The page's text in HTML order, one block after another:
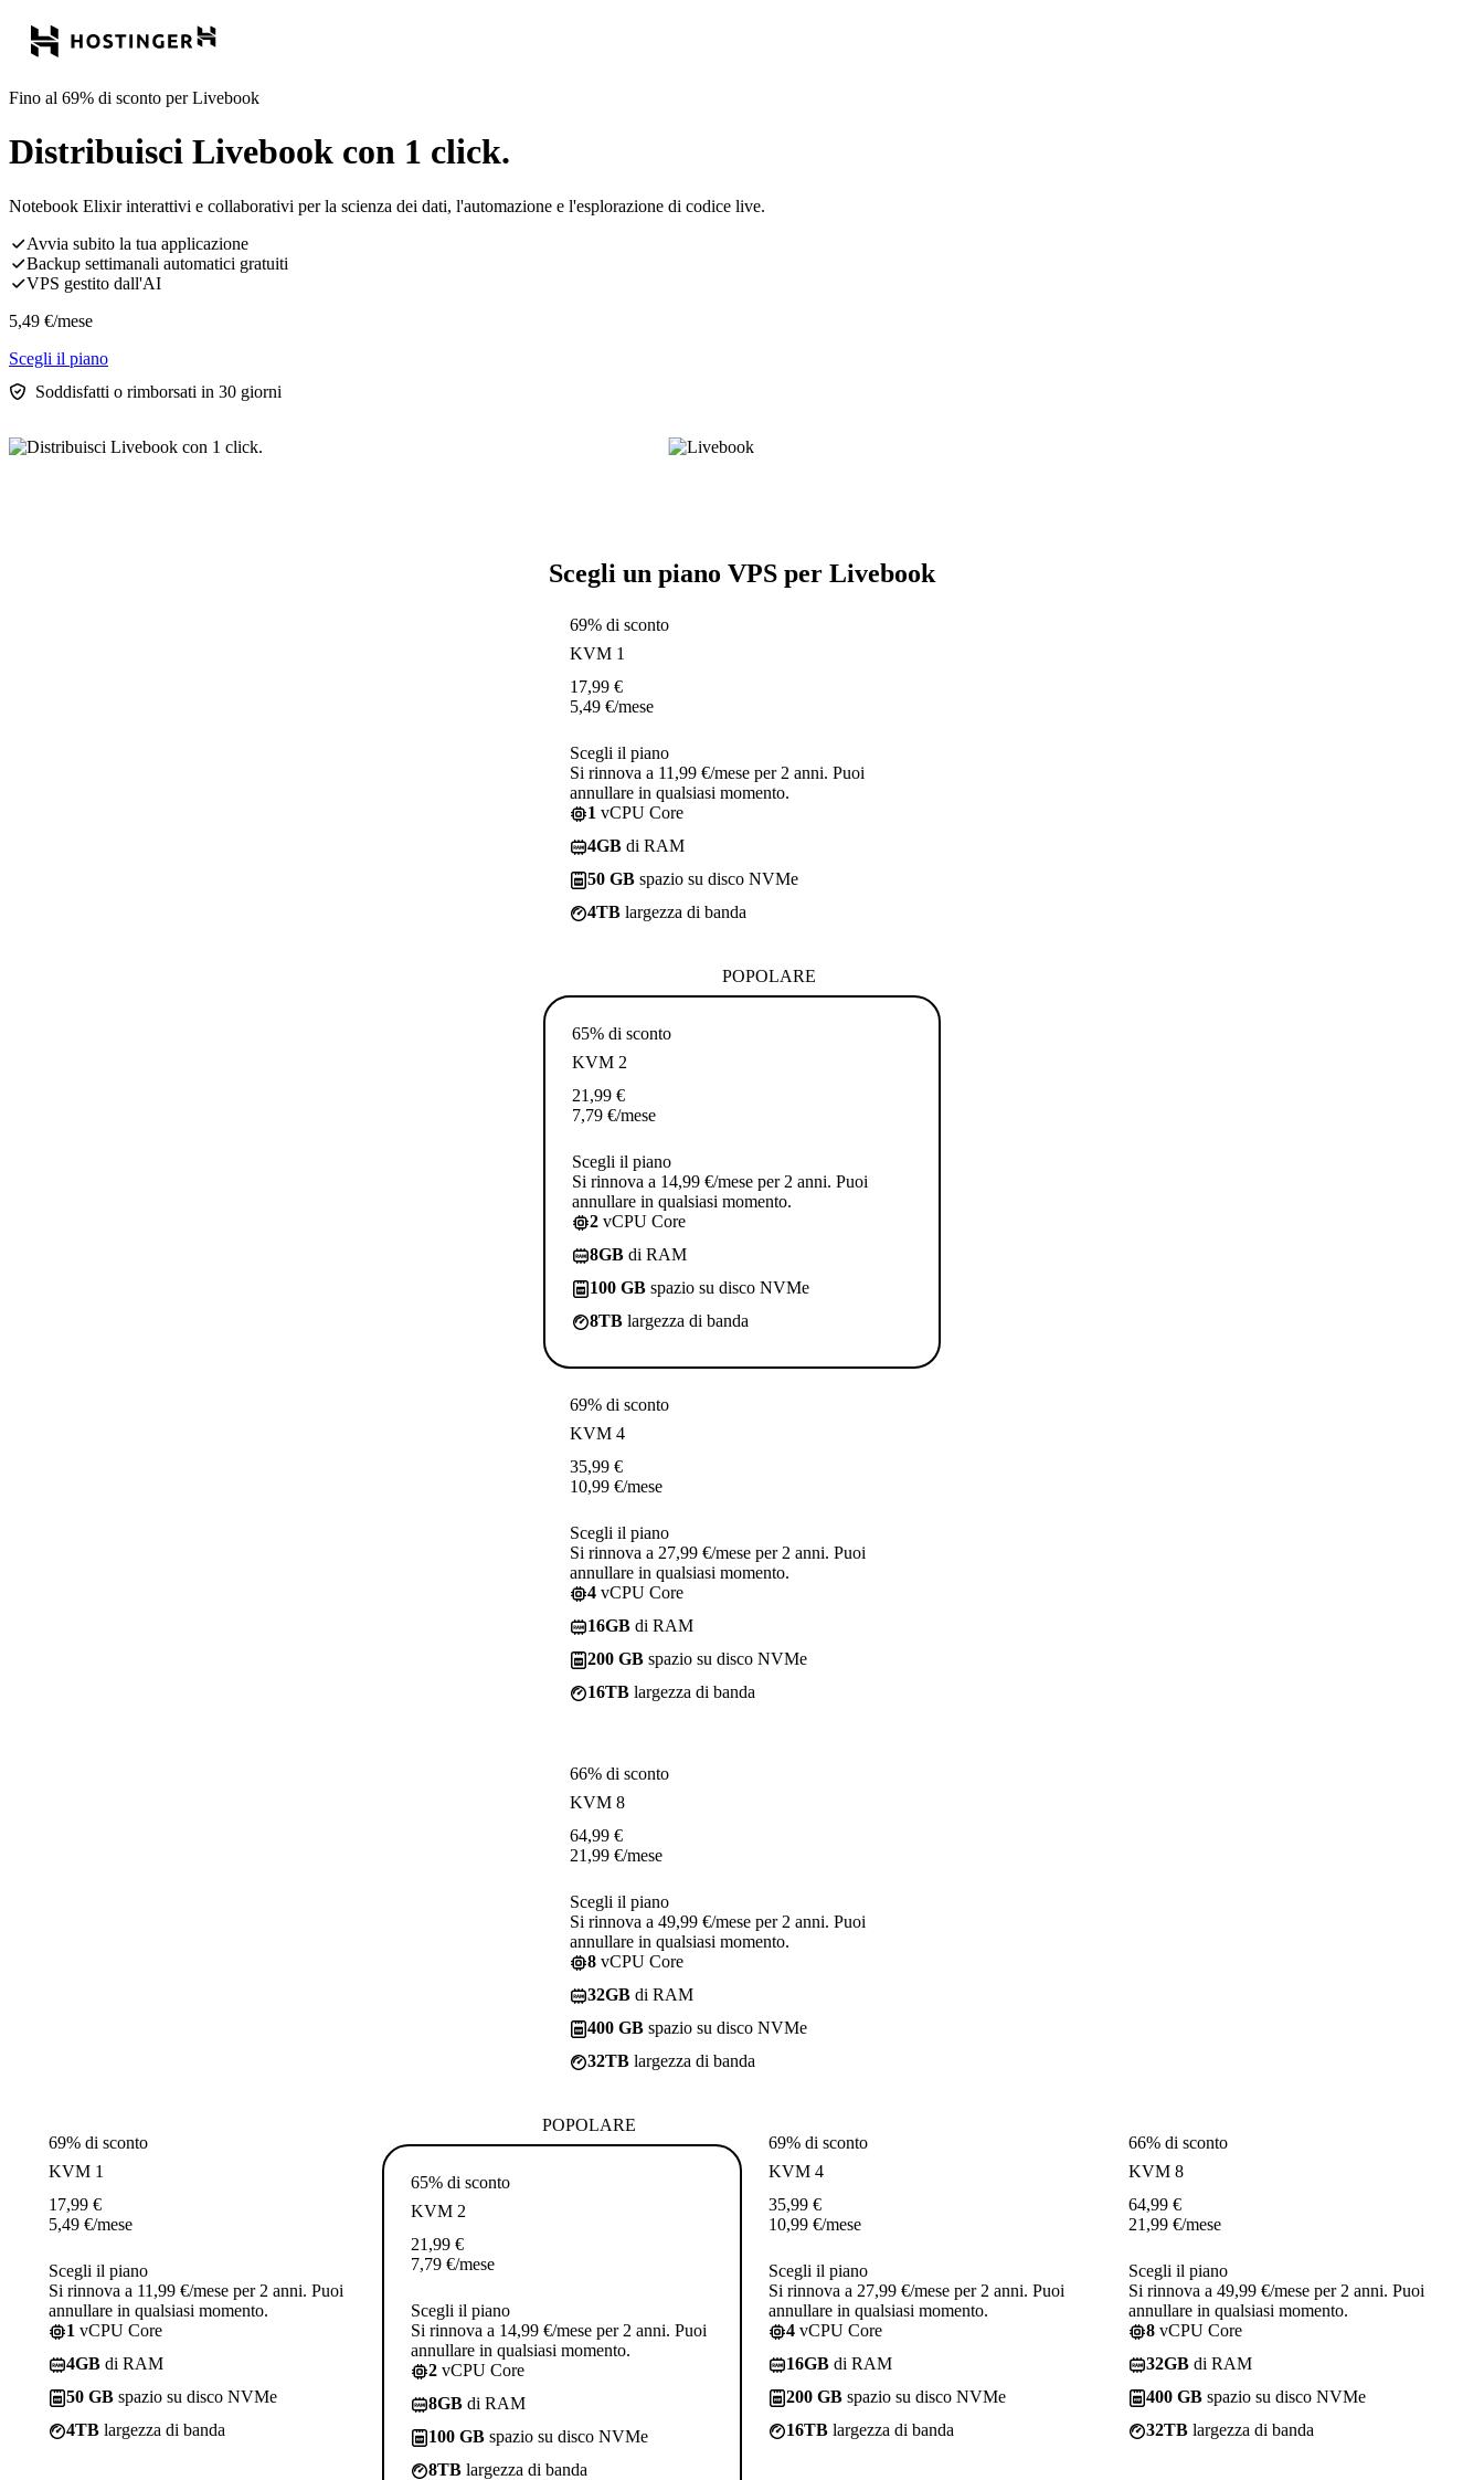
Fino al 69% di sconto per Livebook
Distribuisci Livebook con 1 click.
Notebook Elixir interattivi e collaborativi per la scienza dei dati, l'automazione e l'esplorazione di codice live.
Avvia subito la tua applicazione
Backup settimanali automatici gratuiti
VPS gestito dall'AI
5,49 €/mese
Scegli il piano
Soddisfatti o rimborsati in 30 giorni
Scegli un piano VPS per Livebook
69% di sconto
KVM 1
17,99 €
5,49 €/mese
Scegli il piano
Si rinnova a 11,99 €/mese per 2 anni. Puoi
annullare in qualsiasi momento.
1 vCPU Core
4GB di RAM
50 GB spazio su disco NVMe
4TB largezza di banda
POPOLARE
65% di sconto
KVM 2
21,99 €
7,79 €/mese
Scegli il piano
Si rinnova a 14,99 €/mese per 2 anni. Puoi
annullare in qualsiasi momento.
2 vCPU Core
8GB di RAM
100 GB spazio su disco NVMe
8TB largezza di banda
69% di sconto
KVM 4
35,99 €
10,99 €/mese
Scegli il piano
Si rinnova a 27,99 €/mese per 2 anni. Puoi
annullare in qualsiasi momento.
4 vCPU Core
16GB di RAM
200 GB spazio su disco NVMe
16TB largezza di banda
66% di sconto
KVM 8
64,99 €
21,99 €/mese
Scegli il piano
Si rinnova a 49,99 €/mese per 2 anni. Puoi
annullare in qualsiasi momento.
8 vCPU Core
32GB di RAM
400 GB spazio su disco NVMe
32TB largezza di banda
69% di sconto
KVM 1
17,99 €
5,49 €/mese
Scegli il piano
Si rinnova a 11,99 €/mese per 2 anni. Puoi
annullare in qualsiasi momento.
1 vCPU Core
4GB di RAM
50 GB spazio su disco NVMe
4TB largezza di banda
POPOLARE
65% di sconto
KVM 2
21,99 €
7,79 €/mese
Scegli il piano
Si rinnova a 14,99 €/mese per 2 anni. Puoi
annullare in qualsiasi momento.
2 vCPU Core
8GB di RAM
100 GB spazio su disco NVMe
8TB largezza di banda
69% di sconto
KVM 4
35,99 €
10,99 €/mese
Scegli il piano
Si rinnova a 27,99 €/mese per 2 anni. Puoi
annullare in qualsiasi momento.
4 vCPU Core
16GB di RAM
200 GB spazio su disco NVMe
16TB largezza di banda
66% di sconto
KVM 8
64,99 €
21,99 €/mese
Scegli il piano
Si rinnova a 49,99 €/mese per 2 anni. Puoi
annullare in qualsiasi momento.
8 vCPU Core
32GB di RAM
400 GB spazio su disco NVMe
32TB largezza di banda